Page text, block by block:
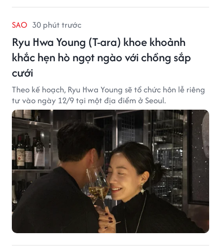
SAO 30 phút trước
Ryu Hwa Young (T-ara) khoe khoảnh
khắc hẹn hò ngọt ngào với chồng sắp
cưới
Theo kế hoạch, Ryu Hwa Young sẽ tổ chức hôn lễ riêng
tư vào ngày 12/9 tại một địa điểm ở Seoul.